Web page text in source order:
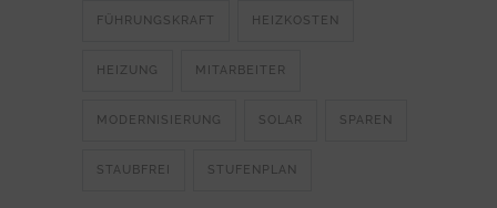
FÜHRUNGSKRAFT HEIZKOSTEN
HEIZUNG MITARBEITER
MODERNISIERUNG SOLAR SPAREN
STAUBFREI STUFENPLAN